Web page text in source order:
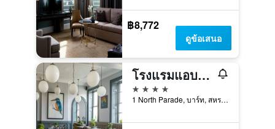
฿8,772
ดูข้อเสนอ
โรงแรมแอบบี้ บาธ, โรงแรมพอร์ตฟอลิโอทริบิวท์
4 ดาว
1 North Parade, บาร์ท, สหราชอาณาจักร